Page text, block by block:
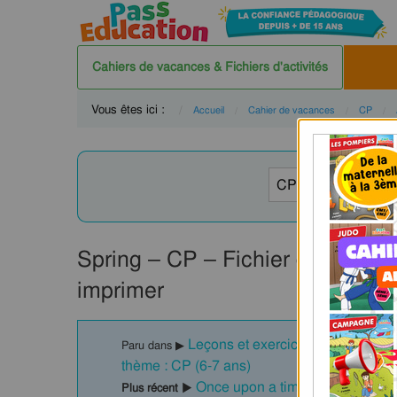
Cahiers de vacances & Fichiers d'activités
Vous êtes ici : Accueil Cahier de vacances CP
Spring – CP – Fichier
imprimer
Paru dans ▶ Leçons et exercices - Cahier de
thème : CP (6-7 ans)
Plus récent ▶ Once upon a time - CP - CE1 -